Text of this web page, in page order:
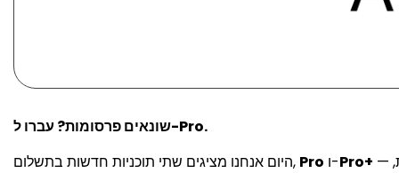
שונאים פרסומות? עברו ל-Pro.
היום אנחנו מציגים שתי תוכניות חדשות בתשלום, Pro ו-Pro+